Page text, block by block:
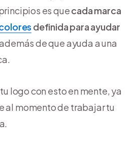
es quecada marca
definida para ayudar
de que ayuda a una
logo con esto en mente, ya
al momento de trabajar tu